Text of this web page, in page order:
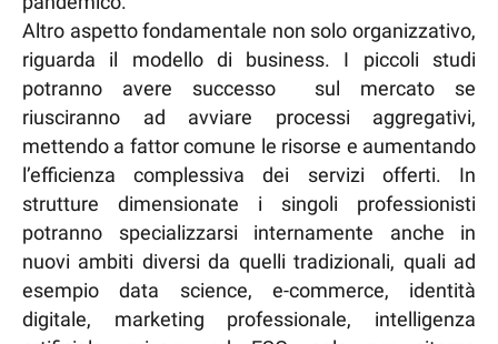
Altro aspetto fondamentale non solo organizzativo,
riguarda il modello di business. I piccoli studi
potranno avere successo sul mercato se
riusciranno ad avviare processi aggregativi,
mettendo a fattor comune le risorse e aumentando
l’efficienza complessiva dei servizi offerti. In
strutture dimensionate i singoli professionisti
potranno specializzarsi internamente anche in
nuovi ambiti diversi da quelli tradizionali, quali ad
esempio data science, e-commerce, identità
digitale, marketing professionale, intelligenza